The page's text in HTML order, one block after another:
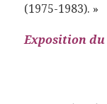
(1975-1983). »
Exposition du